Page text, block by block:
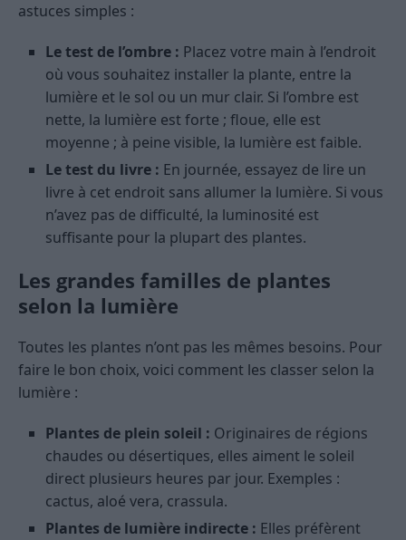
astuces simples :
Le test de l’ombre : Placez votre main à l’endroit
où vous souhaitez installer la plante, entre la
lumière et le sol ou un mur clair. Si l’ombre est
nette, la lumière est forte ; floue, elle est
moyenne ; à peine visible, la lumière est faible.
Le test du livre : En journée, essayez de lire un
livre à cet endroit sans allumer la lumière. Si vous
n’avez pas de difficulté, la luminosité est
suffisante pour la plupart des plantes.
Les grandes familles de plantes
selon la lumière
Toutes les plantes n’ont pas les mêmes besoins. Pour
faire le bon choix, voici comment les classer selon la
lumière :
Plantes de plein soleil : Originaires de régions
chaudes ou désertiques, elles aiment le soleil
direct plusieurs heures par jour. Exemples :
cactus, aloé vera, crassula.
Plantes de lumière indirecte : Elles préfèrent